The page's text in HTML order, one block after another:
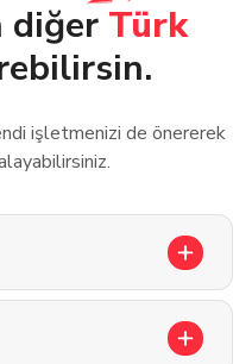
diğer Türk
işletmenizi de önererek